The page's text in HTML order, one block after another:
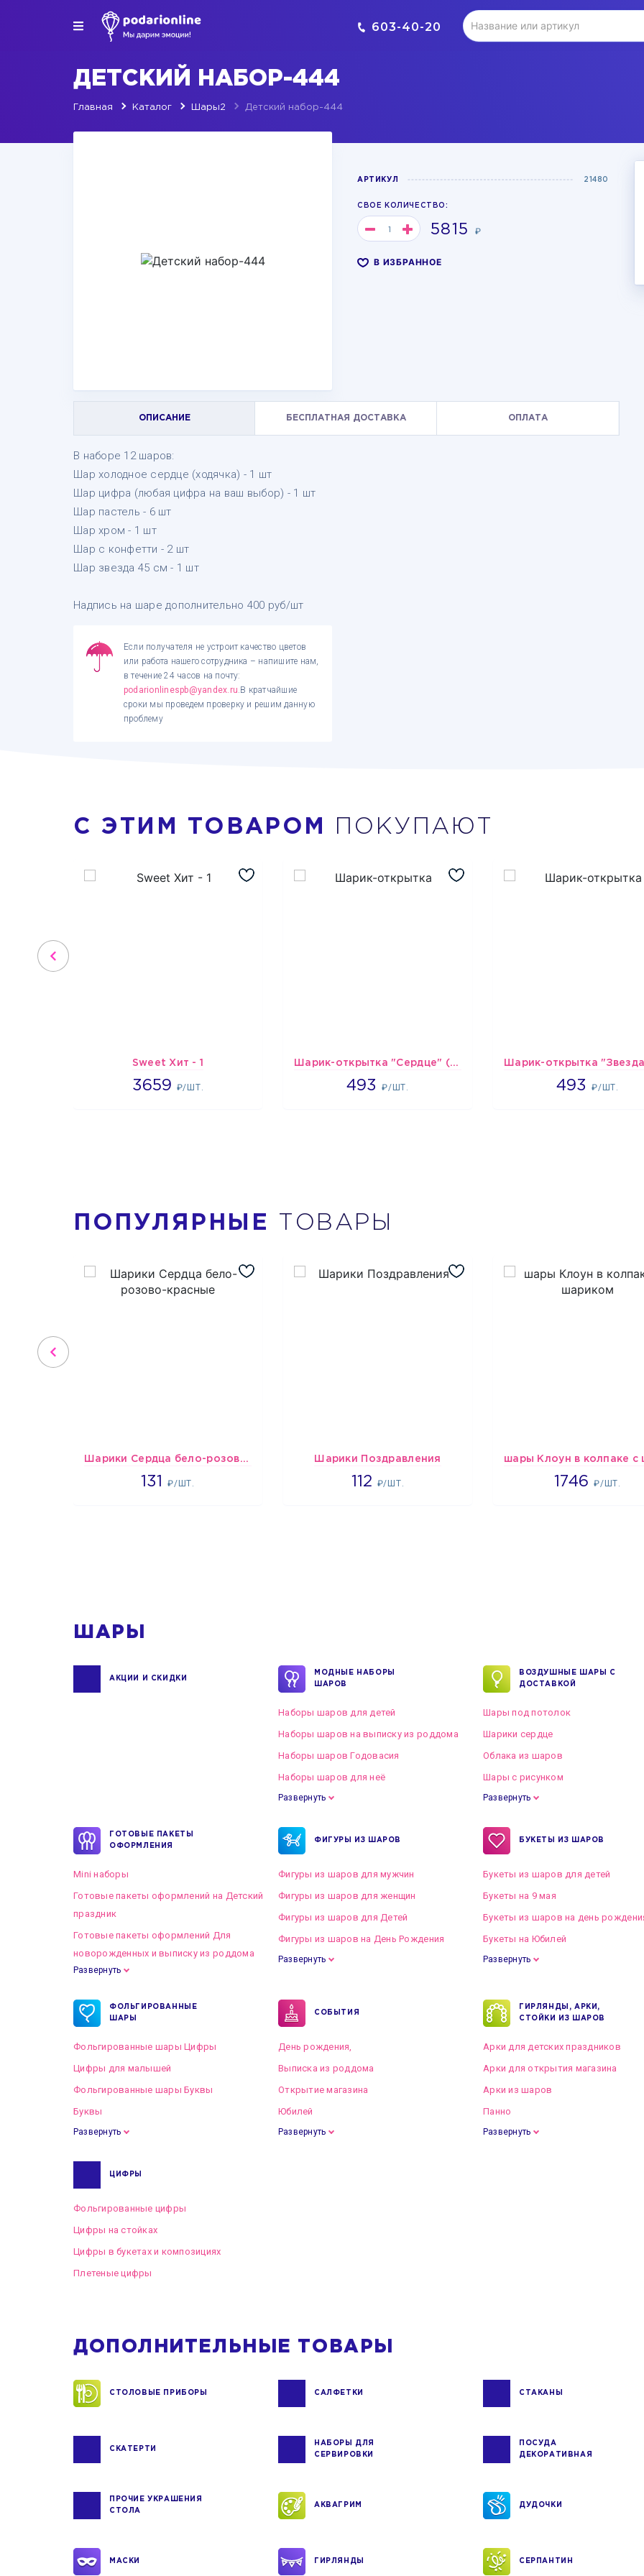
603-40-20
ДЕТСКИЙ НАБОР-444
Главная Каталог Шары2 Детский набор-444
АРТИКУЛ 21480
СВОЕ КОЛИЧЕСТВО:
5815 ₽
В ИЗБРАННОЕ
ОПИСАНИЕ БЕСПЛАТНАЯ ДОСТАВКА ОПЛАТА
В наборе 12 шаров:
Шар холодное сердце (ходячка) - 1 шт
Шар цифра (любая цифра на ваш выбор) - 1 шт
Шар пастель - 6 шт
Шар хром - 1 шт
Шар с конфетти - 2 шт
Шар звезда 45 см - 1 шт
Надпись на шаре дополнительно 400 руб/шт
Если получателя не устроит качество цветов
или работа нашего сотрудника – напишите нам,
в течение 24 часов на почту:
podarionlinespb@yandex.ru.В кратчайшие
сроки мы проведем проверку и решим данную
проблему
С ЭТИМ ТОВАРОМ ПОКУПАЮТ
Sweet Хит - 1
3659 ₽/ШТ.
3659 Шарик-открытка "Сердце" (45 см) - 2
493₽/ШТ.
493
493₽/ШТ.
493
ПОПУЛЯРНЫЕ ТОВАРЫ
Шарики Сердца бело-розово-красные
131₽/ШТ.
2660 Шарики Поздравления
112 ₽/ШТ.
1718
1746₽/ШТ.
1746
ШАРЫ
АКЦИИ И СКИДКИ
МОДНЫЕ НАБОРЫ
ШАРОВ
Наборы шаров для детей
Наборы шаров на выписку из роддома
Наборы шаров Годовасия
Наборы шаров для неё
Развернуть
ВОЗДУШНЫЕ ШАРЫ С
ДОСТАВКОЙ
Шары под потолок
Шарики сердце
Облака из шаров
Шары с рисунком
Развернуть
ГОТОВЫЕ ПАКЕТЫ
ОФОРМЛЕНИЯ
Mini наборы
Готовые пакеты оформлений на Детский
праздник
Готовые пакеты оформлений Для
новорожденных и выписку из роддома
Готовые пакеты оформлений на Свадьбу
Развернуть
ФИГУРЫ ИЗ ШАРОВ
Фигуры из шаров для мужчин
Фигуры из шаров для женщин
Фигуры из шаров для Детей
Фигуры из шаров на День Рождения
Развернуть
БУКЕТЫ ИЗ ШАРОВ
Букеты из шаров для детей
Букеты на 9 мая
Букеты из шаров на день
Букеты на Юбилей
Развернуть
ФОЛЬГИРОВАННЫЕ
ШАРЫ
Фольгированные шары Цифры
Цифры для малышей
Фольгированные шары Буквы
Буквы
Развернуть
СОБЫТИЯ
День рождения,
Выписка из роддома
Открытие магазина
Юбилей
Развернуть
ГИРЛЯНДЫ, АРКИ,
СТОЙКИ ИЗ ШАРОВ
Арки для детских праздников
Арки для открытия магазина
Арки из шаров
Панно
Развернуть
ЦИФРЫ
Фольгированные цифры
Цифры на стойках
Цифры в букетах и композициях
Плетеные цифры
ДОПОЛНИТЕЛЬНЫЕ ТОВАРЫ
СТОЛОВЫЕ ПРИБОРЫ САЛФЕТКИ СТАКАНЫ
СКАТЕРТИ
НАБОРЫ ДЛЯ
СЕРВИРОВКИ
ПОСУДА
ДЕКОРАТИВНАЯ
ПРОЧИЕ УКРАШЕНИЯ
СТОЛА
АКВАГРИМ ДУДОЧКИ
МАСКИ ГИРЛЯНДЫ СЕРПАНТИН